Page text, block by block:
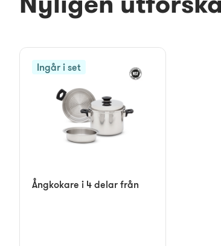
Ingår i set
Ångkokare i 4 delar från